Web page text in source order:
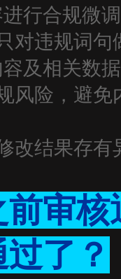
行合规微
对违规词
及相关数
风险，避
改结果存
审
了？